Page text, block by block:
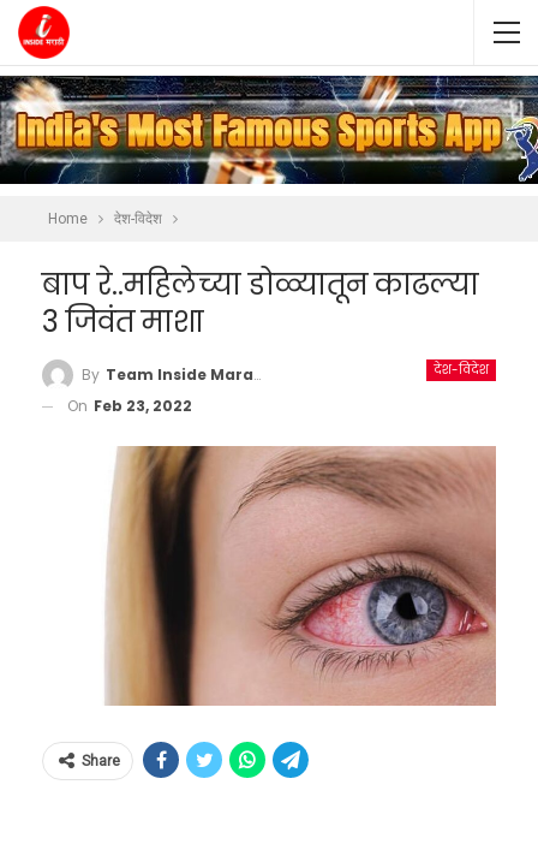
Home देश-विदेश
बाप रे..महिलेच्या डोळ्यातून काढल्या
3 जिवंत माशा
देश-विदेश
By Team Inside Marathi
On Feb 23, 2022
Share